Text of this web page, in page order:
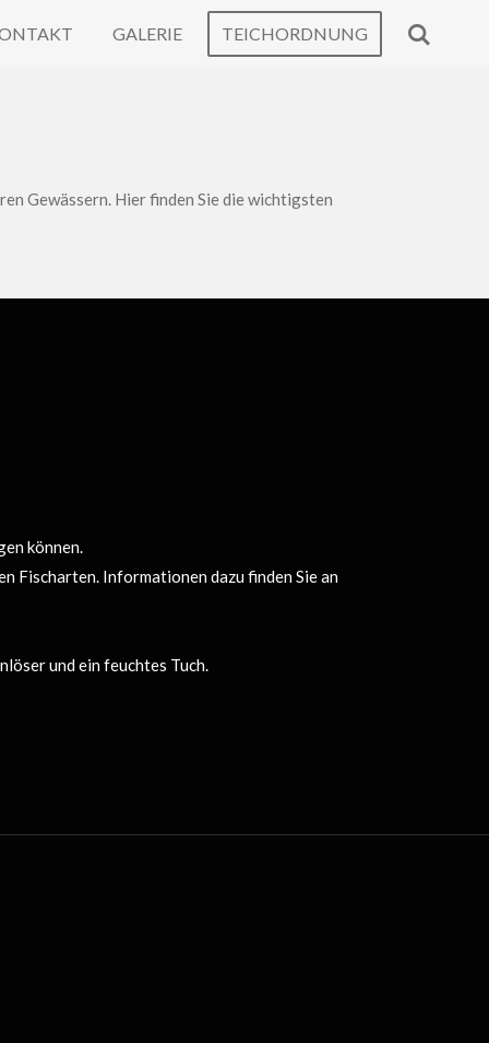
GALERIE TEICHORDNUNG
Gewässern. Hier finden Sie die wichtigsten
können.
Fischarten. Informationen dazu finden Sie an
und ein feuchtes Tuch.